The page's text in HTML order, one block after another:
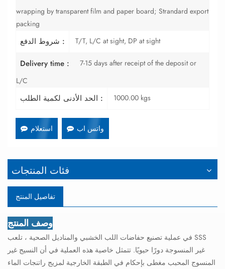
wrapping by transparent film and paper board; Strandard export
packing
شروط الدفع : T/T, L/C at sight, DP at sight
Delivery time :
7-15 days after receipt of the deposit or
L/C
الحد الأدنى لكمية الطلب : 1000.00 kgs
استعلام واتس اب
فئات المنتجات
تفاصيل المنتج
وصف المنتج
في عملية تصنيع حفاضات اللب الخشبي والمناديل الصحية ، تلعب SSS
غير المنسوجة دورًا حيويًا. تتمثل خاصية هذه العملية في أن النسيج غير
المنسوج المحبب مغطى بإحكام في الطبقة الخارجية لمزيج راتنجات الماء